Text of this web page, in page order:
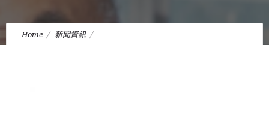
Home 新聞資訊